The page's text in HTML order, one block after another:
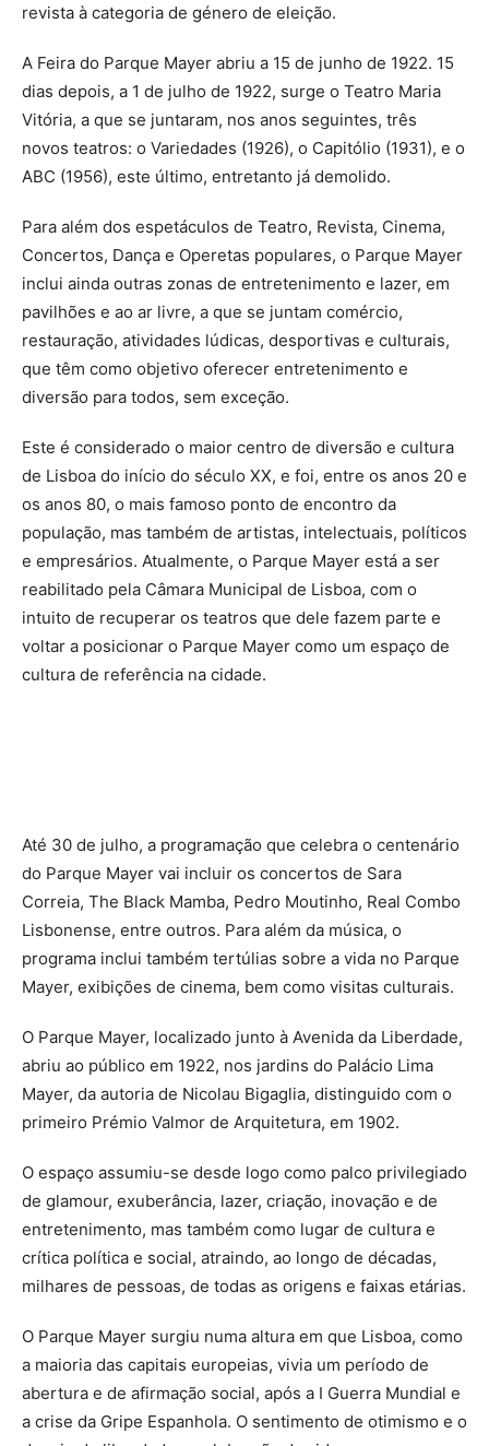
revista à categoria de género de eleição.
A Feira do Parque Mayer abriu a 15 de junho de 1922. 15
dias depois, a 1 de julho de 1922, surge o Teatro Maria
Vitória, a que se juntaram, nos anos seguintes, três
novos teatros: o Variedades (1926), o Capitólio (1931), e o
ABC (1956), este último, entretanto já demolido.
Para além dos espetáculos de Teatro, Revista, Cinema,
Concertos, Dança e Operetas populares, o Parque Mayer
inclui ainda outras zonas de entretenimento e lazer, em
pavilhões e ao ar livre, a que se juntam comércio,
restauração, atividades lúdicas, desportivas e culturais,
que têm como objetivo oferecer entretenimento e
diversão para todos, sem exceção.
Este é considerado o maior centro de diversão e cultura
de Lisboa do início do século XX, e foi, entre os anos 20 e
os anos 80, o mais famoso ponto de encontro da
população, mas também de artistas, intelectuais, políticos
e empresários. Atualmente, o Parque Mayer está a ser
reabilitado pela Câmara Municipal de Lisboa, com o
intuito de recuperar os teatros que dele fazem parte e
voltar a posicionar o Parque Mayer como um espaço de
cultura de referência na cidade.
Até 30 de julho, a programação que celebra o centenário
do Parque Mayer vai incluir os concertos de Sara
Correia, The Black Mamba, Pedro Moutinho, Real Combo
Lisbonense, entre outros. Para além da música, o
programa inclui também tertúlias sobre a vida no Parque
Mayer, exibições de cinema, bem como visitas culturais.
O Parque Mayer, localizado junto à Avenida da Liberdade,
abriu ao público em 1922, nos jardins do Palácio Lima
Mayer, da autoria de Nicolau Bigaglia, distinguido com o
primeiro Prémio Valmor de Arquitetura, em 1902.
O espaço assumiu-se desde logo como palco privilegiado
de glamour, exuberância, lazer, criação, inovação e de
entretenimento, mas também como lugar de cultura e
crítica política e social, atraindo, ao longo de décadas,
milhares de pessoas, de todas as origens e faixas etárias.
O Parque Mayer surgiu numa altura em que Lisboa, como
a maioria das capitais europeias, vivia um período de
abertura e de afirmação social, após a I Guerra Mundial e
a crise da Gripe Espanhola. O sentimento de otimismo e o